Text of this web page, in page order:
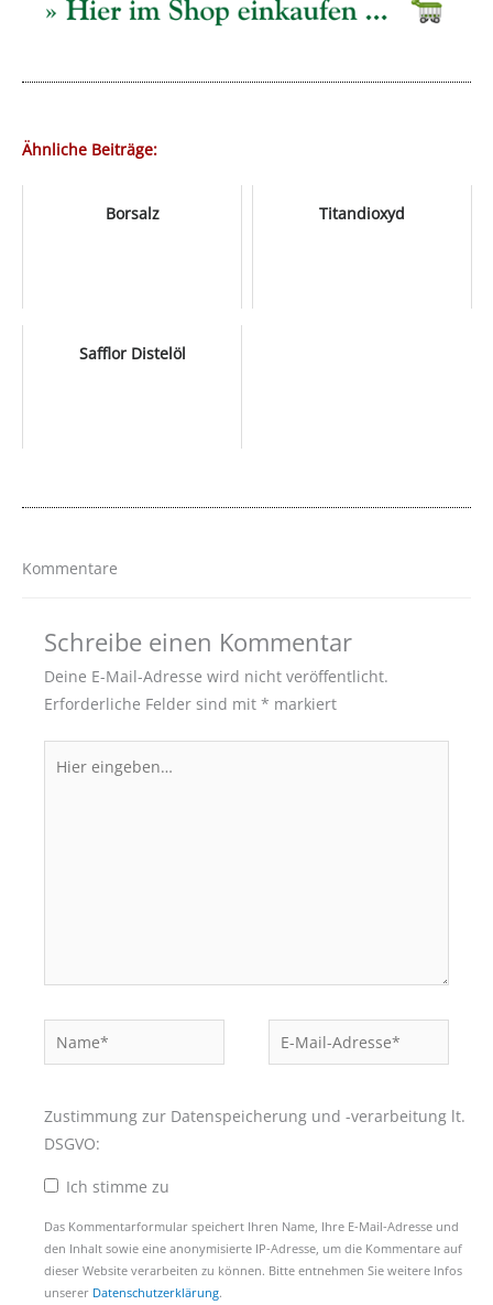
Ähnliche Beiträge:
Borsalz Titandioxyd
Safflor Distelöl
Kommentare
Schreibe einen Kommentar
Deine E-Mail-Adresse wird nicht veröffentlicht.
Erforderliche Felder sind mit * markiert
eingeben…
Name*
Mail-
Zustimmung zur Datenspeicherung und -verarbeitung lt.
DSGVO:
Ich stimme zu
Das Kommentarformular speichert Ihren Name, Ihre E-Mail-Adresse und
den Inhalt sowie eine anonymisierte IP-Adresse, um die Kommentare auf
dieser Website verarbeiten zu können. Bitte entnehmen Sie weitere Infos
unserer Datenschutzerklärung.